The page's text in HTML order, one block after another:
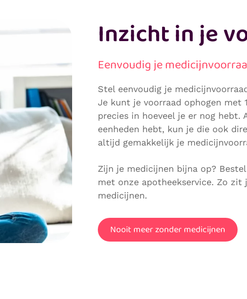
Inzicht in je
Eenvoudig je
Stel eenvoudig je
Je kunt je voorraad ophogen met
precies in hoeveel je er nog hebt.
eenheden hebt, kun je die ook
altijd gemakkelijk je
Zijn je medicijnen bijna op?
met onze apotheekservice. Zo zit
medicijnen.
Nooit meer zonder medicijnen